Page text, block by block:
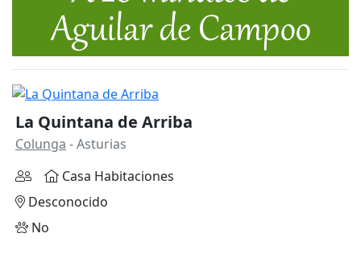
La Quintana de Arriba
Colunga - Asturias
Casa Habitaciones
Desconocido
No